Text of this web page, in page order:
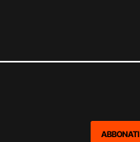
ABBONATI